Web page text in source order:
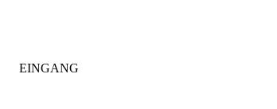
KATEGORIE
EINGANG